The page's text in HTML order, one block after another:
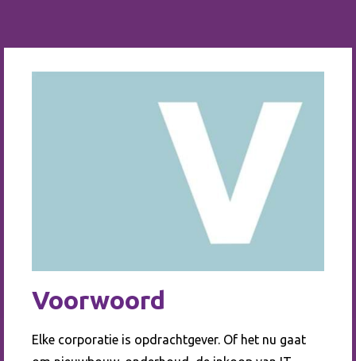
Voorwoord
Elke corporatie is opdrachtgever. Of het nu gaat